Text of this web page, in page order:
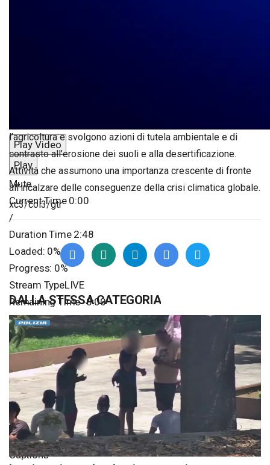
Play Video
Play
Mute
Current Time 0:00
/
Duration Time2:48
Loaded: 0%
Progress: 0%
Stream TypeLIVE
Remaining Time-0:00
Playback Rate
1
Chapters
Chapters
Subtitles
subtitles off
Captions
l’agricoltura e svolgono azioni di tutela ambientale e di
contrasto all’erosione dei suoli e alla desertificazione.
Attività che assumono una importanza crescente di fronte
all’incalzare delle conseguenze della crisi climatica globale.
xc3/col3/gtr
DALLA STESSA CATEGORIA